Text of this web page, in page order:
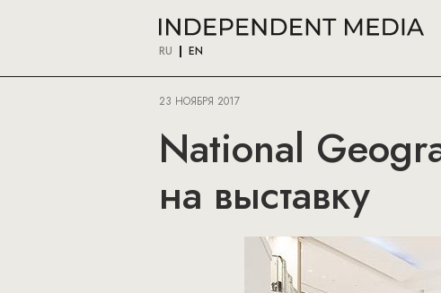
RU EN
23 НОЯБРЯ 2017
National
на выставку